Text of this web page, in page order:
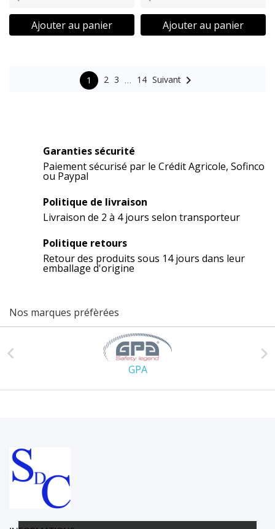
Ajouter au panier Ajouter au panier
1 2 3 … 14 Suivant
Garanties sécurité
Paiement sécurisé par le Crédit Agricole, Sofinco
ou Paypal
Politique de livraison
Livraison de 2 à 4 jours selon transporteur
Politique retours
Retour des produits sous 14 jours dans leur
emballage d'origine
Nos marques préfèrées

GPA
